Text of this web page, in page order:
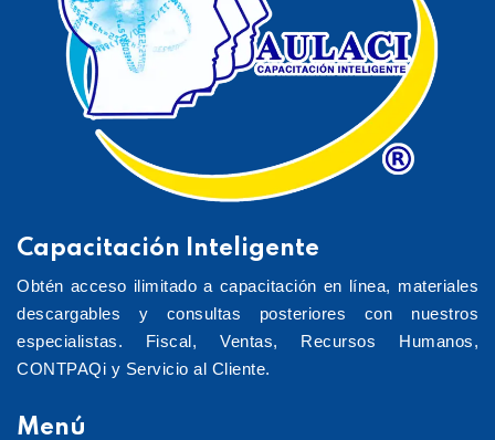
Capacitación Inteligente
Obtén acceso ilimitado a capacitación en línea, materiales
descargables y consultas posteriores con nuestros
especialistas. Fiscal, Ventas, Recursos Humanos,
CONTPAQi y Servicio al Cliente.
Menú